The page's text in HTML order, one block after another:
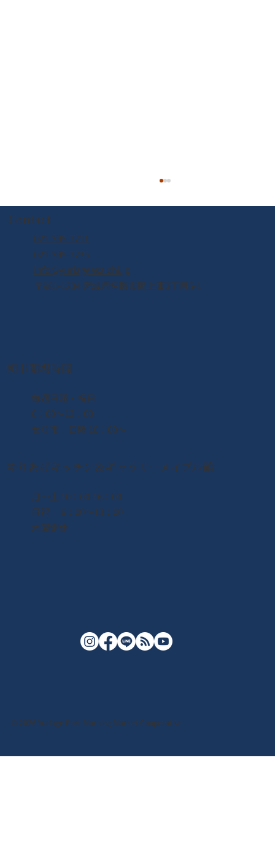
7/26周遊船運休のお知らせ
Contact
022-395-7211
022-395-7235
info@yuriageasaichi.jp
〒981-1204 宮城県名取市閖上東3丁目5-1
朝市開場時間
​毎週日曜・祝日
6：00〜13：00
せり市 日曜 10：00〜
ゆりあげキッチン＆ギャラリーメイプル館
月〜土 10：00-16：00
日祝 6：00〜13：00
木曜定休
© 2026 Yuriage Port Morning Market Cooperative